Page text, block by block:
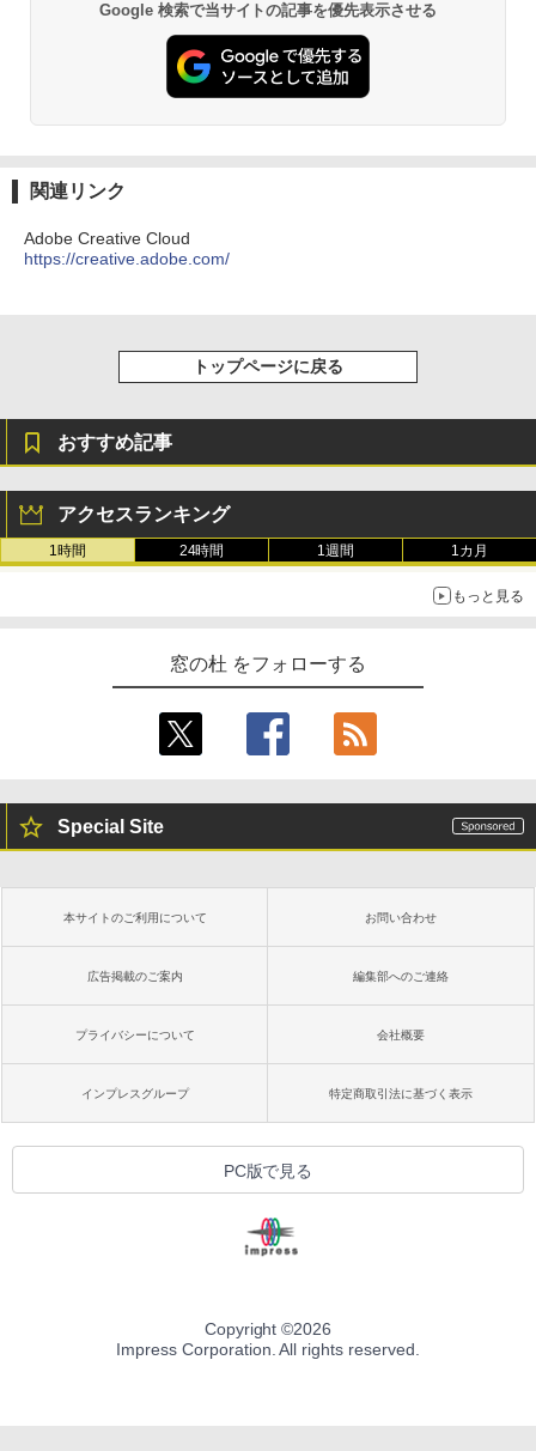
非エンジニア 初心者 素人 でも安心 使い
方 マニュアル AI副業にもコンテンツ作成
にもKindle出版にも！ 非エンジニアのた
めのAIコーディング入門シリーズ
￥2,326
ードウェア・市販ソフトウェアのパーフ
ェクトリストと最新エミュレータ紹介
￥1,600
Kindle Paperwhite シグニチャーエディ
ション (32GB) 7インチディスプレイ、明
るさ自動調整、色調調節ライト、12週間
ージ、防水、7インチカラーディスプレ
￥31,980
11インチカラーディスプレイ、64GBスト
整、色調調節ライト、プレミアムペン付
き、グラファイト
￥115,980
Google 検索で当サイトの記事を優先表示させる
関連リンク
Adobe Creative Cloud
https://creative.adobe.com/
トップページに戻る
おすすめ記事
アクセスランキング
1時間 24時間 1週間 1カ月
もっと見る
窓の杜 をフォローする
Special Site
本サイトのご利用について お問い合わせ
広告掲載のご案内 編集部へのご連絡
プライバシーについて 会社概要
インプレスグループ 特定商取引法に基づく表示
PC版で見る
Copyright ©2026
Impress Corporation. All rights reserved.